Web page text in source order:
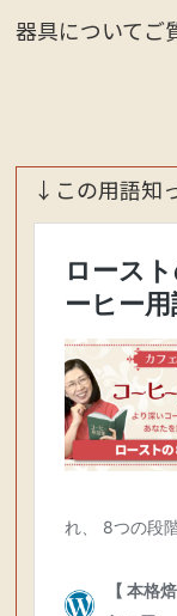
器具についてご
↓この用語知